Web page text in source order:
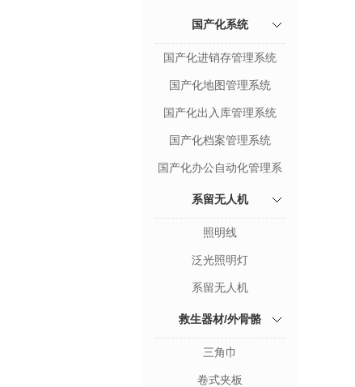
国产化系统
国产化进销存管理系统
国产化地图管理系统
国产化出入库管理系统
国产化档案管理系统
国产化办公自动化管理系
系留无人机
照明线
泛光照明灯
系留无人机
救生器材/外骨骼
三角巾
卷式夹板